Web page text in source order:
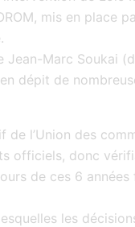
mis en place
Marc Soukai
dépit de
l’Union des
officiels, donc
de ces 6
les